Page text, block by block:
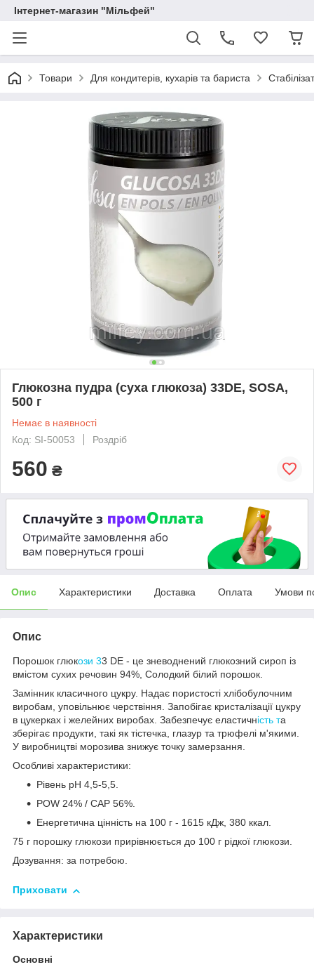
Інтернет-магазин "Мільфей"
Товари Для кондитерів, кухарів та бариста
Глюкозна пудра (суха глюкоза) 33DE, SOSA,
500 г
Немає в наявності
Код: SI-50053
Роздріб
560 ₴
Опис Характеристики Доставка Оплата Умови
Опис
Порошок глюкози 33 DE - це зневоднений глюкозний сироп із
вмістом сухих речовин 94%, Солодкий білий порошок.
Замінник класичного цукру. Надає пористості хлібобулочним
виробам, уповільнює черствіння. Запобігає кристалізації цукру
в цукерках і желейних виробах. Забезпечує еластичність та
зберігає продукти, такі як тістечка, глазур та трюфелі м'якими.
У виробництві морозива знижує точку замерзання.
Особливі характеристики:
Рівень pH 4,5-5,5.
POW 24% / CAP 56%.
Енергетична цінність на 100 г - 1615 кДж, 380 ккал.
75 г порошку глюкози прирівнюється до 100 г рідкої глюкози.
Дозування: за потребою.
Приховати
Характеристики
Основні